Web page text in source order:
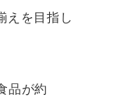
えを目指し
品が約